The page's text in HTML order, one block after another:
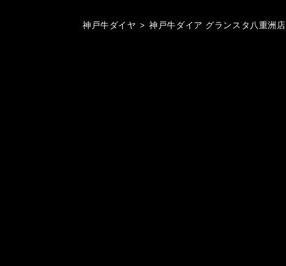
神戸牛ダイヤ > 神戸牛ダイア グランスタ八重洲店